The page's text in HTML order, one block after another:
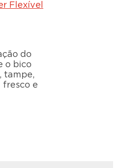
Flexível
do
o bico
tampe,
fresco e